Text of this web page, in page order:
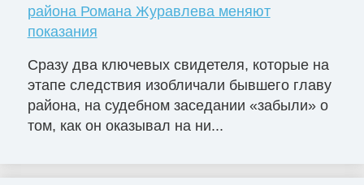
района Романа Журавлева меняют
показания
Сразу два ключевых свидетеля, которые на
этапе следствия изобличали бывшего главу
района, на судебном заседании «забыли» о
том, как он оказывал на ни...